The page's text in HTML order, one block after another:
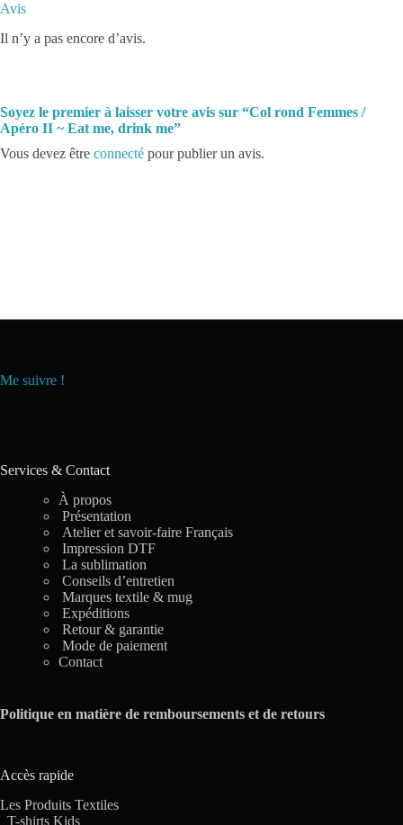
Avis
Il n’y a pas encore d’avis.
Soyez le premier à laisser votre avis sur “Col rond Femmes /
Apéro II ~ Eat me, drink me”
Vous devez être connecté pour publier un avis.
Me suivre !
Services & Contact
À propos
Présentation
Atelier et savoir-faire Français
Impression DTF
La sublimation
Conseils d’entretien
Marques textile & mug
Expéditions
Retour & garantie
Mode de paiement
Contact
Politique en matière de remboursements et de retours
Accès rapide
Les Produits Textiles
T-shirts Kids